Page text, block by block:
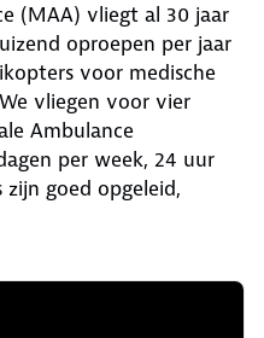
(MAA) vliegt al 30 jaar
oproepen per jaar
voor medische
vliegen voor vier
Ambulance
per week, 24 uur
zijn goed opgeleid,